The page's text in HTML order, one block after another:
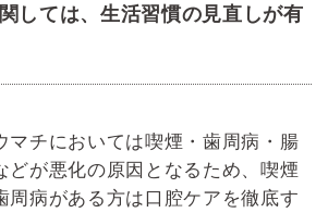
しては、生活習慣の見直しが有
マチにおいては喫煙・歯周病・腸
どが悪化の原因となるため、喫煙
周病がある方は口腔ケアを徹底す